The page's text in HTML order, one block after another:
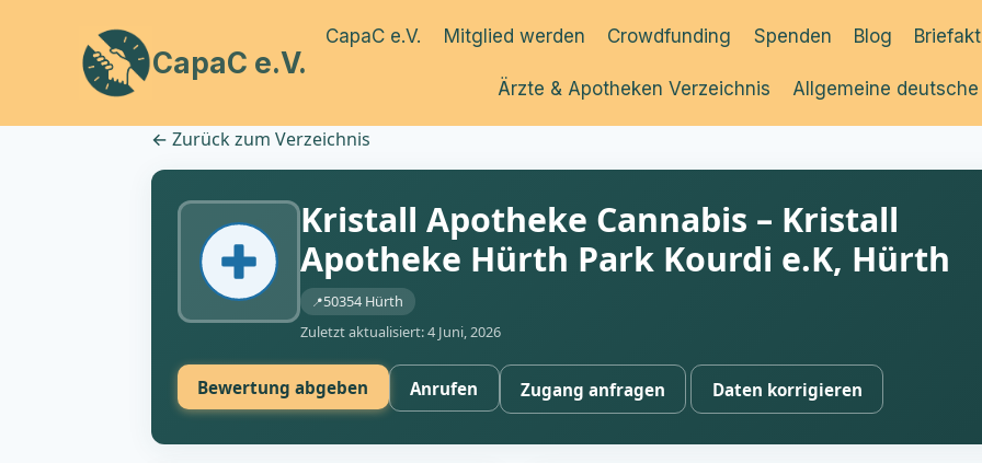
CapaC e.V.
CapaC e.V. Mitglied werden Crowdfunding Spenden Blog
Ärzte & Apotheken Verzeichnis Allgemeine
← Zurück zum Verzeichnis
Kristall Apotheke Cannabis – Kristall
Apotheke Hürth Park Kourdi e.K, Hürth
50354 Hürth
Zuletzt aktualisiert: 4 Juni, 2026
Bewertung abgeben Anrufen Zugang anfragen Daten korrigieren